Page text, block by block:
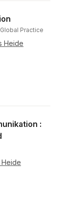
Practice
Heide
:
Heide
röster: